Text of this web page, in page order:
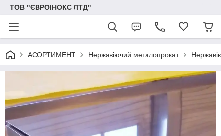
ТОВ "ЄВРОІНОКС ЛТД"
АСОРТИМЕНТ Нержавіючий металопрокат